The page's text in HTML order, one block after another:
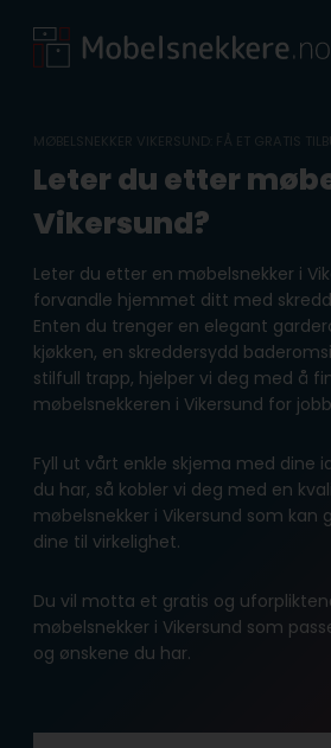
content
MØBELSNEKKER VIKERSUND: FÅ ET GRATIS
Leter du etter
Vikersund?
Leter du etter en møbelsnekker i
forvandle hjemmet ditt med
Enten du trenger en elegant
kjøkken, en skreddersydd
stilfull trapp, hjelper vi deg med å
møbelsnekkeren i Vikersund for
Fyll ut vårt enkle skjema med dine
du har, så kobler vi deg med en
møbelsnekker i Vikersund som kan
dine til virkelighet.
Du vil motta et gratis og
møbelsnekker i Vikersund som
og ønskene du har.